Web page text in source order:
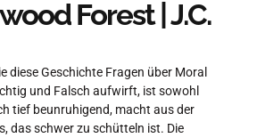
Forest | J.C.
diese Geschichte Fragen über Moral
und Falsch aufwirft, ist sowohl
tief beunruhigend, macht aus der
das schwer zu schütteln ist. Die